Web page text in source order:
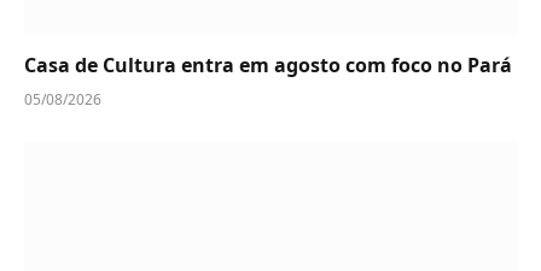
Casa de Cultura entra em agosto com foco no Pará
05/08/2026